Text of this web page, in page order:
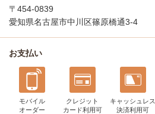
〒454-0839
愛知県名古屋市中川区篠原橋通3-4
お支払い
モバイル
オーダー
クレジット
カード利用可
キャッシュレス
決済利用可